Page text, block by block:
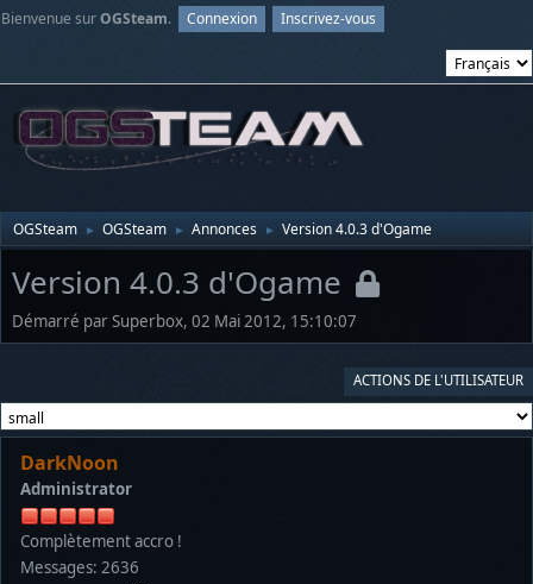
Bienvenue surOGSteam. Connexion Inscrivez-vous
OGSteam ► OGSteam ► Annonces ► Version 4.0.3 d'Ogame
Version 4.0.3 d'Ogame
Démarré par Superbox, 02 Mai 2012, 15:10:07
ACTIONS DE L'UTILISATEUR
DarkNoon
Administrator
Complètement accro !
Messages: 2636